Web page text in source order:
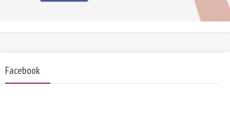
Facebook